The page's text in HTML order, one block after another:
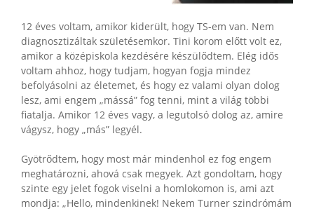
12 éves voltam, amikor kiderült, hogy TS-em van. Nem
diagnosztizáltak születésemkor. Tini korom előtt volt ez,
amikor a középiskola kezdésére készülődtem. Elég idős
voltam ahhoz, hogy tudjam, hogyan fogja mindez
befolyásolni az életemet, és hogy ez valami olyan dolog
lesz, ami engem „mássá” fog tenni, mint a világ többi
fiatalja. Amikor 12 éves vagy, a legutolsó dolog az, amire
vágysz, hogy „más” legyél.
Gyötrődtem, hogy most már mindenhol ez fog engem
meghatározni, ahová csak megyek. Azt gondoltam, hogy
szinte egy jelet fogok viselni a homlokomon is, ami azt
mondja: „Hello, mindenkinek! Nekem Turner szindrómám